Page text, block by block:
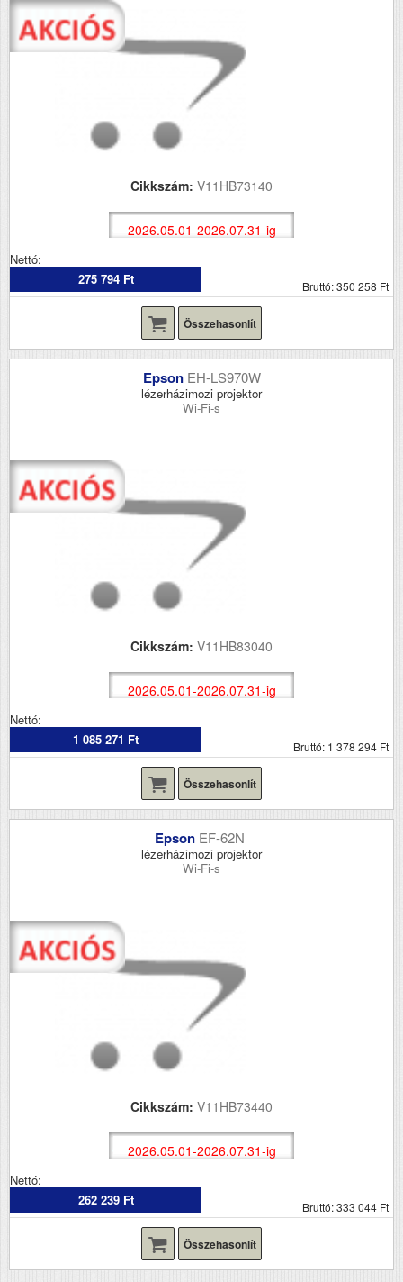
Cikkszám: V11HB73140
2026.05.01-2026.07.31-ig
Nettó:
275 794 Ft
Bruttó: 350 258 Ft
Összehasonlít
Epson EH-LS970W
lézerházimozi projektor
Wi-Fi-s
Cikkszám: V11HB83040
2026.05.01-2026.07.31-ig
Nettó:
1 085 271 Ft
Bruttó: 1 378 294 Ft
Összehasonlít
Epson EF-62N
lézerházimozi projektor
Wi-Fi-s
Cikkszám: V11HB73440
2026.05.01-2026.07.31-ig
Nettó:
262 239 Ft
Bruttó: 333 044 Ft
Összehasonlít